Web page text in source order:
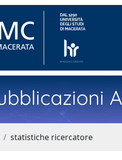
statistiche ricercatore